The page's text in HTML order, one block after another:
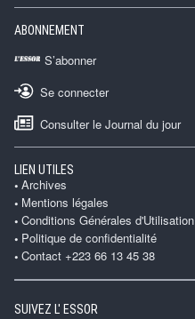
ABONNEMENT
S’abonner
Se connecter
Consulter le Journal du jour
LIEN UTILES
Archives
Mentions légales
Conditions Générales d'Utilisation
Politique de confidentialité
Contact +223 66 13 45 38
SUIVEZ L' ESSOR